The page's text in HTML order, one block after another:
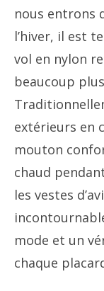
nous entrons
l’hiver, il est
vol en nylon
beaucoup
extérieurs en
mouton
chaud
les vestes
mode et un
chaque